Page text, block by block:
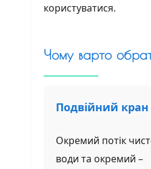
користуватися.
Чому варто
Подвійний кран
Окремий потік
води та окремий –